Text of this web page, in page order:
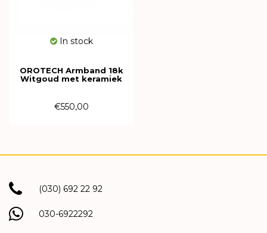
In stock
OROTECH Armband 18k
Witgoud met keramiek
€550,00
(030) 692 22 92
030-6922292